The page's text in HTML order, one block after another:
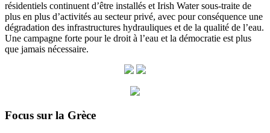
résidentiels continuent d’être installés et Irish Water sous-traite de
plus en plus d’activités au secteur privé, avec pour conséquence une
dégradation des infrastructures hydrauliques et de la qualité de l’eau.
Une campagne forte pour le droit à l’eau et la démocratie est plus
que jamais nécessaire.
Focus sur la Grèce